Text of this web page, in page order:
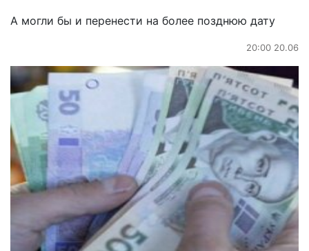
А могли бы и перенести на более позднюю дату
20:00 20.06